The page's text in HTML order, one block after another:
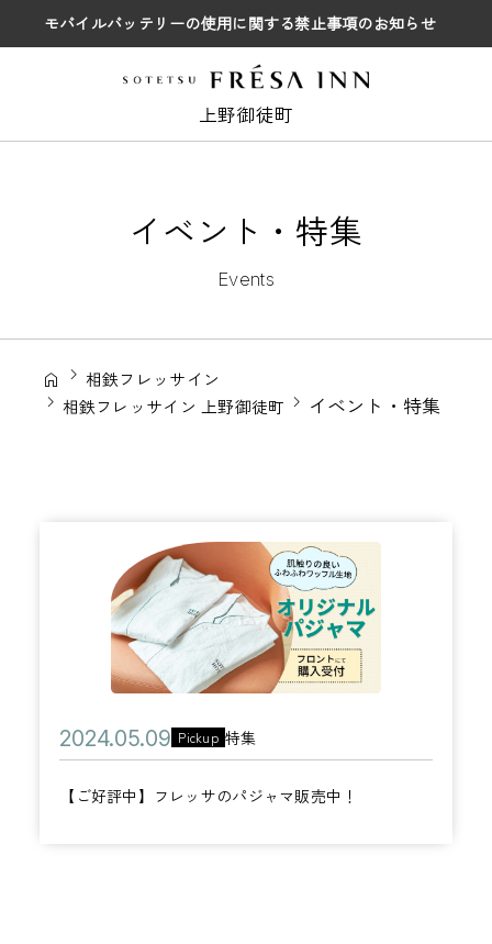
モバイルバッテリーの使用に関する禁止事項のお知らせ
上野御徒町
イベント・特集
Events
相鉄フレッサイン
相鉄フレッサイン 上野御徒町
イベント・特集
【ご好評中】フレッサのパジャマ販売中！
公
開
日
2
0
2
カ
テ
Pickup 特集
フ
レ
ッ